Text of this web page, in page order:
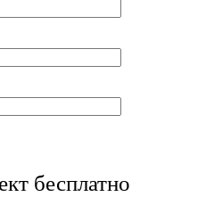
бесплатно